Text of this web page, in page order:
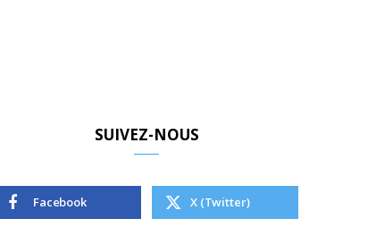
SUIVEZ-NOUS
Facebook X (Twitter)